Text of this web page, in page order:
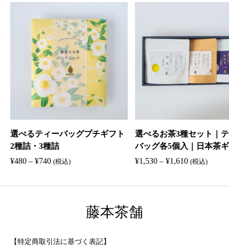
選べるティーバッグプチギフト
2種詰・3種詰
¥480 – ¥740価
帯
(税込)
選べるお茶3種セット｜
バッグ各5個入｜日本茶
｜煎茶・和紅茶・ほうじ
¥1,530 – ¥1,610価
帯
(税込)
藤本茶舗
【特定商取引法に基づく表記】